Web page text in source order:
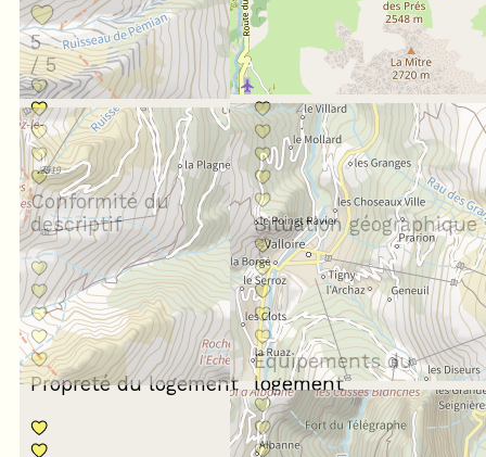
5
/ 5
Conformité du
descriptif
Situation géographique
Propreté du logement
Equipements du
logement